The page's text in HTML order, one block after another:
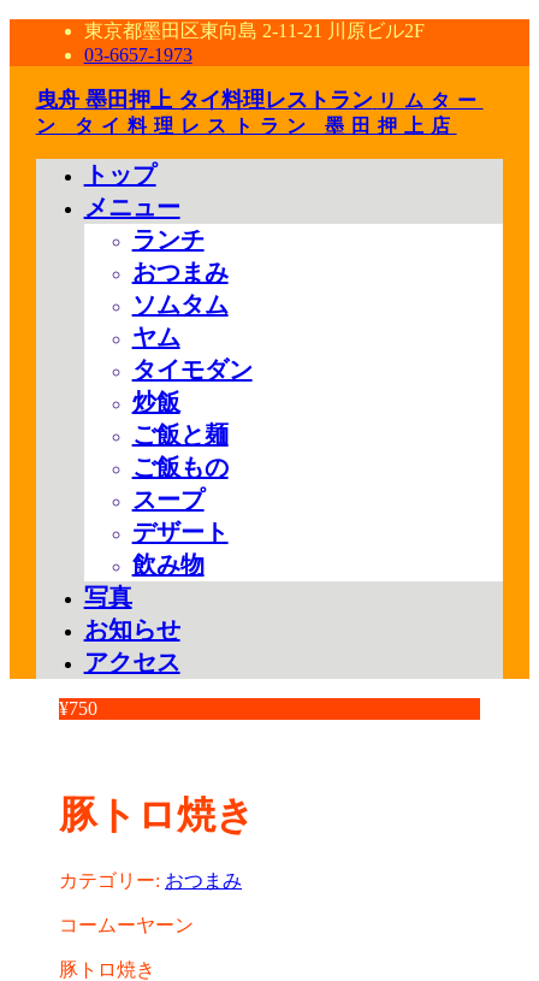
東京都墨田区東向島 2-11-21 川原ビル2F
03-6657-1973
曳舟 墨田押上 タイ料理レストラン リムター
ン タイ料理レストラン 墨田押上店
トップ
メニュー
ランチ
おつまみ
ソムタム
ヤム
タイモダン
炒飯
ご飯と麺
ご飯もの
スープ
デザート
飲み物
写真
お知らせ
アクセス
¥750
豚トロ焼き
カテゴリー: おつまみ
コームーヤーン
豚トロ焼き